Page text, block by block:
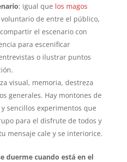
: igual que los magos
de entre el público,
el escenario con
para escenificar
o ilustrar puntos
visual, memoria, destreza
generales. Hay montones de
sencillos experimentos que
para el disfrute de todos y
mensaje cale y se interiorice.
duerme cuando está en el